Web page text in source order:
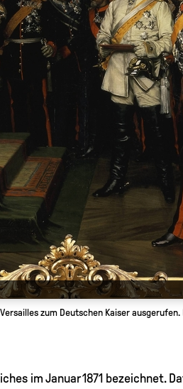
zum Deutschen Kaiser ausgerufen.
im Januar 1871 bezeichnet.